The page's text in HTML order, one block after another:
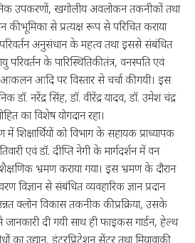
उपकरणों, खगोलीय अवलोकन तकनीकों तथा
भूमिका से प्रत्यक्ष रूप से परिचित कराया
अनुसंधान के महत्व तथा इससे संबंधित
के पारिस्थितिकी तंत्र, वनस्पति एवं
आदि पर विस्तार से चर्चा की गयी। इस
डॉ. नरेंद्र सिंह, डॉ. वीरेंद्र यादव, डॉ. उमेश चंद्र
का विशेष योगदान रहा।
शिक्षार्थियों को विभाग के सहायक प्राध्यापक
एवं डॉ. दीप्ति नेगी के मार्गदर्शन में वन
भ्रमण कराया गया। इस भ्रमण के दौरान
विज्ञान से संबंधित व्यवहारिक ज्ञान प्रदान
क्लोन विकास तकनीक की प्रक्रिया, उसके
जानकारी दी गयी साथ ही फाइकस गार्डन, हेल्थ
का उद्यान, इंटरप्रिटेशन सेंटर तथा मियावाकी